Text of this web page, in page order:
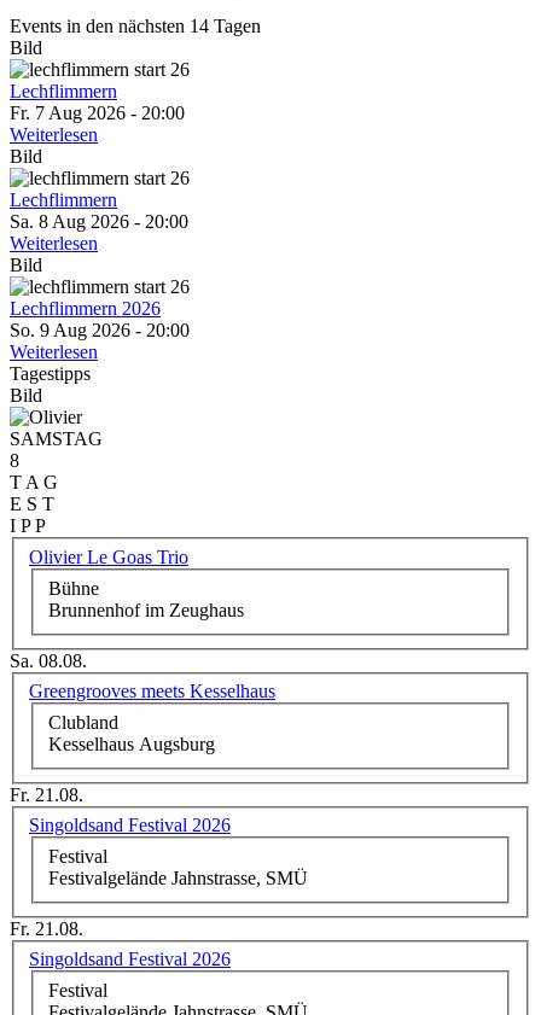
Events in den nächsten 14 Tagen
Bild
Lechflimmern
Fr. 7 Aug 2026 - 20:00
Weiterlesen
Bild
Lechflimmern
Sa. 8 Aug 2026 - 20:00
Weiterlesen
Bild
Lechflimmern 2026
So. 9 Aug 2026 - 20:00
Weiterlesen
Tagestipps
Bild
SAMSTAG
8
T A G
E S T
I P P
Olivier Le Goas Trio
Bühne
Brunnenhof im Zeughaus
Sa. 08.08.
Greengrooves meets Kesselhaus
Clubland
Kesselhaus Augsburg
Fr. 21.08.
Singoldsand Festival 2026
Festival
Festivalgelände Jahnstrasse, SMÜ
Fr. 21.08.
Singoldsand Festival 2026
Festival